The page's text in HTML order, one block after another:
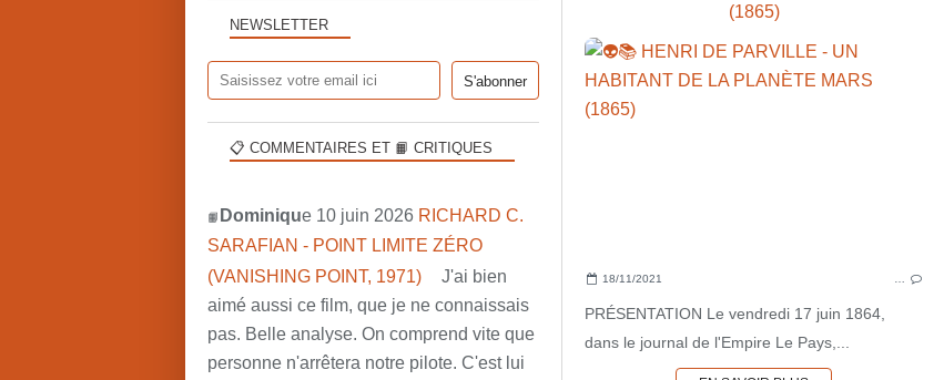
(1865)
18/11/2021
PRÉSENTATION Le vendredi 17 juin 1864,
dans le journal de l'Empire Le Pays,...
NEWSLETTER
📋 COMMENTAIRES ET 📙 CRITIQUES
📙 Dominique 10 juin 2026 RICHARD C.
SARAFIAN - POINT LIMITE ZÉRO
(VANISHING POINT, 1971)
J'ai bien
aimé aussi ce film, que je ne connaissais
pas. Belle analyse. On comprend vite que
personne n'arrêtera notre pilote. C'est lui